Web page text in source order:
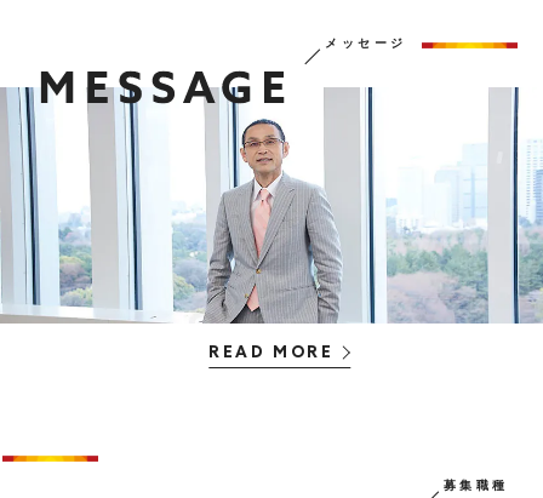
メッセージ
READ MORE
募集職種